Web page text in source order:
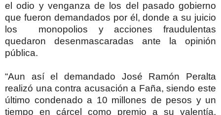
el odio y venganza de los del pasado gobierno
que fueron demandados por él, donde a su juicio
los monopolios y acciones fraudulentas
quedaron desenmascaradas ante la opinión
pública.
“Aun así el demandado José Ramón Peralta
realizó una contra acusación a Faña, siendo este
último condenado a 10 millones de pesos y un
tiempo en cárcel como premio a su valentía,